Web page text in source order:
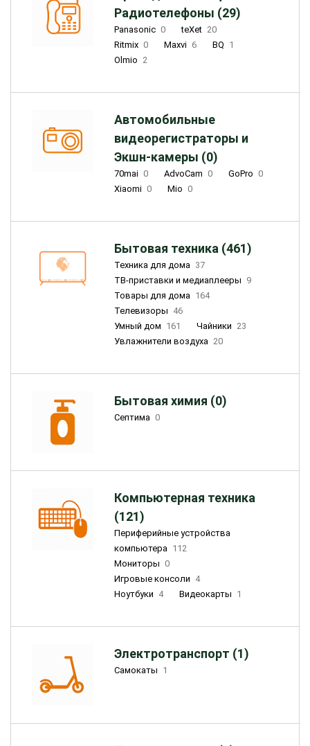
Радиотелефоны (29)
Panasonic 0 teXet 20
Ritmix 0 Maxvi 6 BQ 1
Olmio 2
Автомобильные
видеорегистраторы и
Экшн-камеры (0)
70mai 0 AdvoCam 0 GoPro 0
Xiaomi 0 Mio 0
Бытовая техника (461)
Техника для дома 37
ТВ-приставки и медиаплееры 9
Товары для дома 164
Телевизоры 46
Умный дом 161 Чайники 23
Увлажнители воздуха 20
Бытовая химия (0)
Септима 0
Компьютерная техника
(121)
Периферийные устройства
компьютера 112
Мониторы 0
Игровые консоли 4
Ноутбуки 4 Видеокарты 1
Электротранспорт (1)
Самокаты 1